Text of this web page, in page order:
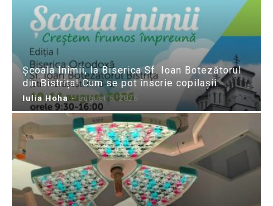
Școala Inimii, la Biserica Sf. Ioan Botezătorul
din Bistrița! Cum se pot înscrie copilașii:
Iulia Hoha - august 6, 2026